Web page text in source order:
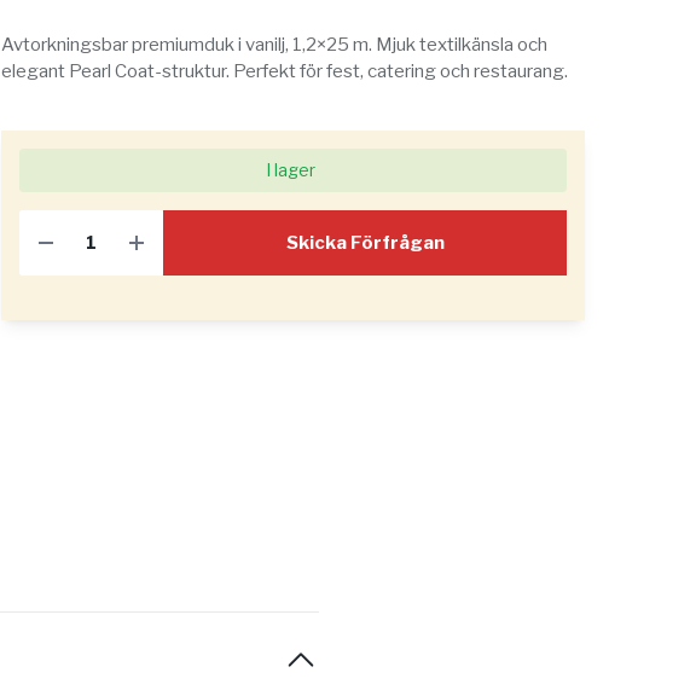
Avtorkningsbar premiumduk i vanilj, 1,2×25 m. Mjuk textilkänsla och
elegant Pearl Coat-struktur. Perfekt för fest, catering och restaurang.
I lager
Skicka Förfrågan